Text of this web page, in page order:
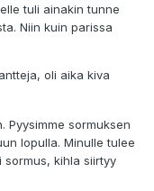
tuli ainakin tunne
Niin kuin parissa
oli aika kiva
Pyysimme sormuksen
lopulla. Minulle tulee
sormus, kihla siirtyy